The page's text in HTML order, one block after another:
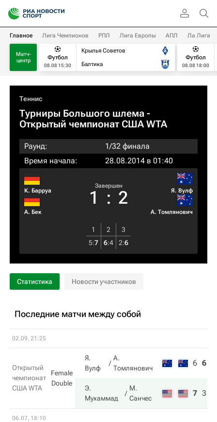
Главное Лига Чемпионов РПЛ Лига Европы АПЛ Ла Лига
Матч-
центр
Футбол
08.08 15:30
Крылья Советов
Балтика
Футбол
08.08 18:00
Теннис
Турниры Большого шлема -
Открытый чемпионат США WTA
Раунд:
1/32 финала
Время начала:
28.08.2014 в 01:40
К. Барруа
А. Бек
Завершен
1 : 2 Я. Вулф
А. Томлянович
1 2
3
5:7 6:4 2:6
Статистика Новости участников
Последние матчи между собой
02.09, 21:25
Открытый
чемпионат
США WTA
Female
Double
Я.
Вулф
А.
Томлянович
6 6
Э.
Мухаммад
М.
Санчес
7 3
06.07, 18:10